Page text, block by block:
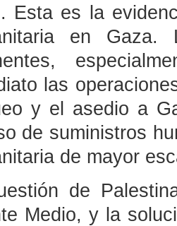
Esta es la
en
las
y el asedio a
de suministros
de mayor
de
Medio, y la